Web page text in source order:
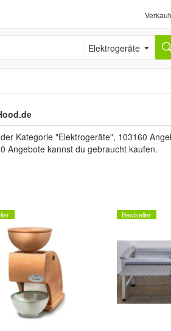
Elektrogeräte
Kategorie "Elektrogeräte", 103160
Angebote kannst du gebraucht kaufen.
Bestseller